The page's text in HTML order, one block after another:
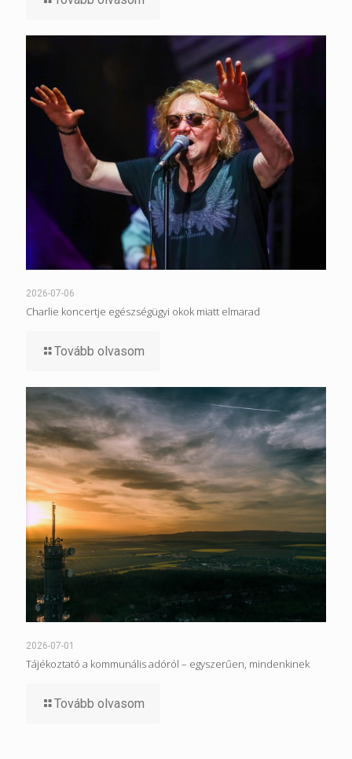
2026-07-06
Charlie koncertje egészségügyi okok miatt elmarad
Tovább olvasom
2026-07-01
Tájékoztató a kommunális adóról – egyszerűen, mindenkinek
Tovább olvasom